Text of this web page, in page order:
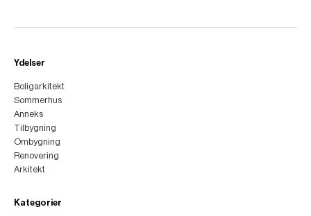
Ydelser
Boligarkitekt
Sommerhus
Anneks
Tilbygning
Ombygning
Renovering
Arkitekt
Kategorier